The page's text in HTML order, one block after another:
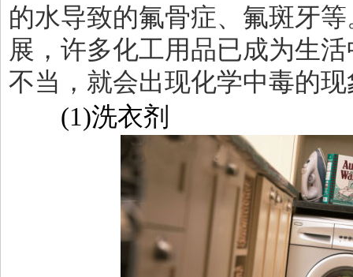
的水导致的氟骨症、氟斑牙
展，许多化工用品已成为生
不当，就会出现化学中毒的现
(1)洗衣剂